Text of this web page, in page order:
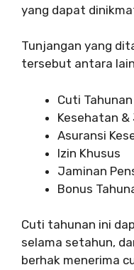
yang dapat
Tunjangan yang
tersebut antara
Cuti Tahunan
Kesehatan &
Asuransi
Izin Khusus
Jaminan
Bonus
Cuti tahunan ini
selama setahun,
berhak menerima